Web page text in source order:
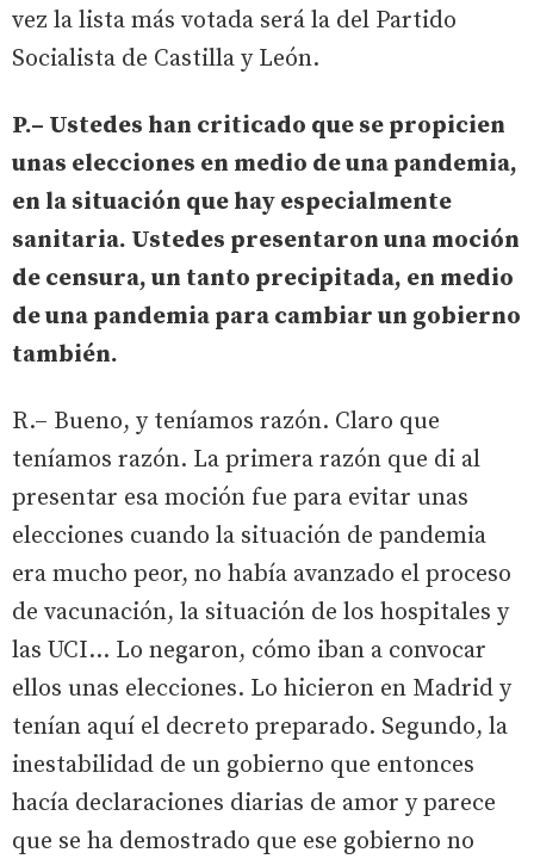
vez la lista más votada será la del Partido
Socialista de Castilla y León.
P.– Ustedes han criticado que se propicien
unas elecciones en medio de una pandemia,
en la situación que hay especialmente
sanitaria. Ustedes presentaron una moción
de censura, un tanto precipitada, en medio
de una pandemia para cambiar un gobierno
también.
R.– Bueno, y teníamos razón. Claro que
teníamos razón. La primera razón que di al
presentar esa moción fue para evitar unas
elecciones cuando la situación de pandemia
era mucho peor, no había avanzado el proceso
de vacunación, la situación de los hospitales y
las UCI… Lo negaron, cómo iban a convocar
ellos unas elecciones. Lo hicieron en Madrid y
tenían aquí el decreto preparado. Segundo, la
inestabilidad de un gobierno que entonces
hacía declaraciones diarias de amor y parece
que se ha demostrado que ese gobierno no